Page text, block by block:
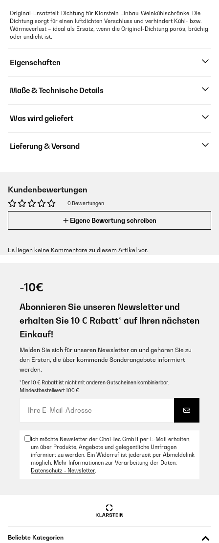
Original-Ersatzteil: Dichtung für Klarstein Einbau-Weinkühlschränke. Die
Dichtung sorgt für einen luftdichten Verschluss und verhindert Kühl- bzw.
Wärmeverlust – ideal als Ersatz, wenn die Original-Dichtung porös, brüchig
oder undicht ist.
Eigenschaften
Maße & Technische Details
Was wird geliefert
Lieferung & Versand
Kundenbewertungen
0 Bewertungen
Eigene Bewertung schreiben
Es liegen keine Kommentare zu diesem Artikel vor.
-10€
Abonnieren Sie unseren Newsletter und
erhalten Sie 10 € Rabatt* auf Ihren nächsten
Einkauf!
Melden Sie sich für unseren Newsletter an und gehören Sie zu
den Ersten, die über kommende Sonderangebote informiert
werden.
*Der 10 € Rabatt ist nicht mit anderen Gutscheinen kombinierbar.
Mindestbestellwert 100 €.
Ich möchte Newsletter der Chal-Tec GmbH per E-Mail erhalten,
um über Produkte, Angebote und gelegentliche Umfragen
informiert zu werden. Ein Widerruf ist jederzeit per Abmeldelink
möglich. Mehr Informationen zur Verarbeitung der Daten:
Datenschutz - Newsletter.
Beliebte Kategorien